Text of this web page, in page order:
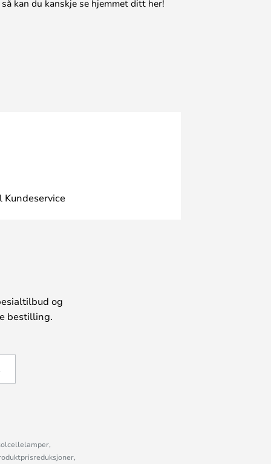
kan du kanskje se hjemmet ditt her!
Kundeservice
og
bestilling.